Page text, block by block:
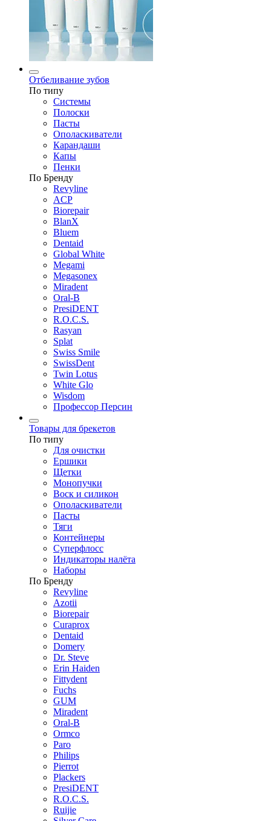
Отбеливание зубов
По типу
Системы
Полоски
Пасты
Ополаскиватели
Карандаши
Капы
Пенки
По Бренду
Revyline
ACP
Biorepair
BlanX
Bluem
Dentaid
Global White
Megami
Megasonex
Miradent
Oral-B
PresiDENT
R.O.C.S.
Rasyan
Splat
Swiss Smile
SwissDent
Twin Lotus
White Glo
Wisdom
Профессор Персин
Товары для брекетов
По типу
Для очистки
Ершики
Щетки
Монопучки
Воск и силикон
Ополаскиватели
Пасты
Тяги
Контейнеры
Суперфлосс
Индикаторы налёта
Наборы
По Бренду
Revyline
Azotii
Biorepair
Curaprox
Dentaid
Domery
Dr. Steve
Erin Haiden
Fittydent
Fuchs
GUM
Miradent
Oral-B
Ormco
Paro
Philips
Pierrot
Plackers
PresiDENT
R.O.C.S.
Ruijie